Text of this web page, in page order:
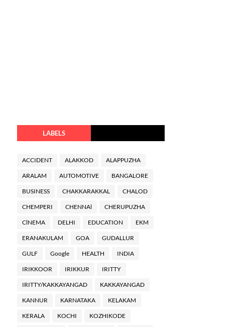
LABELS
ACCIDENT ALAKKOD ALAPPUZHA
ARALAM AUTOMOTIVE BANGALORE
BUSINESS CHAKKARAKKAL CHALOD
CHEMPERI CHENNAl CHERUPUZHA
ClNEMA DELHI EDUCATION EKM
ERANAKULAM GOA GUDALLUR
GULF Google HEALTH INDIA
IRIKKOOR IRIKKUR IRITTY
IRITTY/KAKKAYANGAD KAKKAYANGAD
KANNUR KARNATAKA KELAKAM
KERALA KOCHI KOZHIKODE